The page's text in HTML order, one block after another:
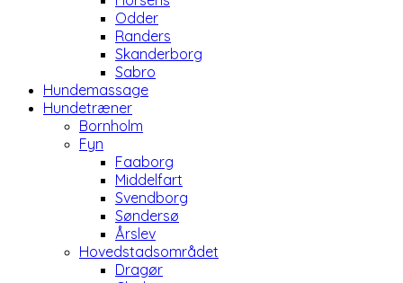
Odder
Randers
Skanderborg
Sabro
Hundemassage
Hundetræner
Bornholm
Fyn
Faaborg
Middelfart
Svendborg
Søndersø
Årslev
Hovedstadsområdet
Dragør